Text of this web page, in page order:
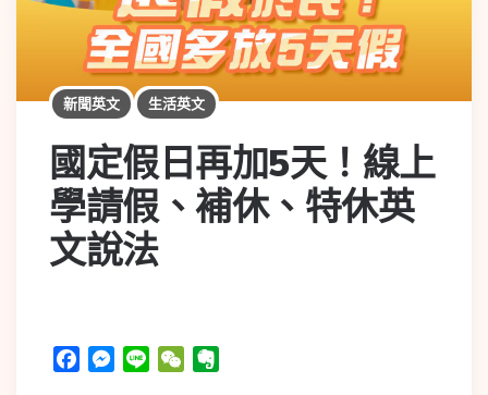
新聞英文 生活英文
國定假日再加5天！線上
學請假、補休、特休英
文說法
FacebookMessenger
Line WeChat